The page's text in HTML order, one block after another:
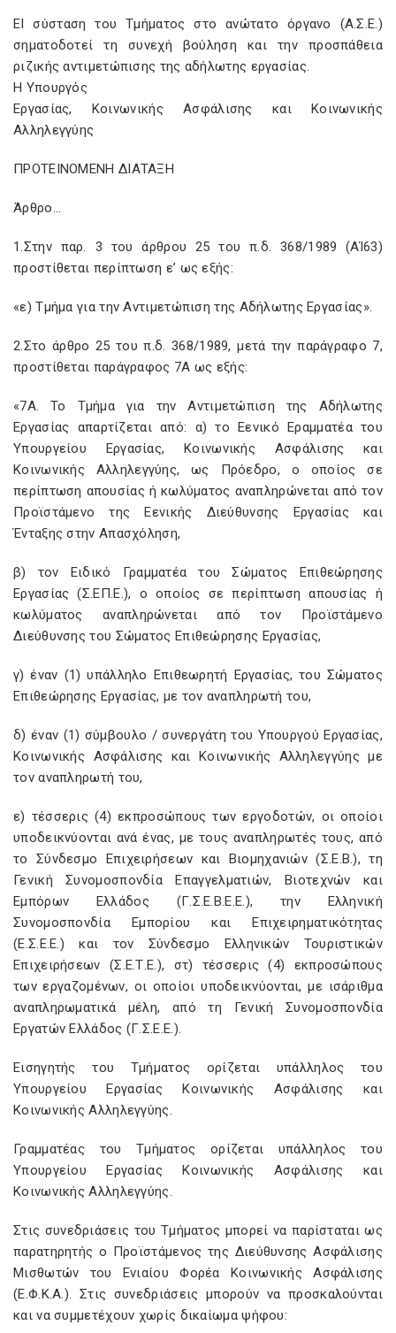
ΕΙ σύσταση του Τμήματος στο ανώτατο όργανο (Α.Σ.Ε.)
σηματοδοτεί τη συνεχή βούληση και την προσπάθεια
ριζικής αντιμετώπισης της αδήλωτης εργασίας.
Η Υπουργός
Εργασίας, Κοινωνικής Ασφάλισης και Κοινωνικής
Αλληλεγγύης
ΠΡΟΤΕΙΝΟΜΕΝΗ ΔΙΑΤΑΞΗ
Άρθρο…
1.Στην παρ. 3 του άρθρου 25 του π.δ. 368/1989 (ΑΊ63)
προστίθεται περίπτωση ε’ ως εξής:
«ε) Τμήμα για την Αντιμετώπιση της Αδήλωτης Εργασίας».
2.Στο άρθρο 25 του π.δ. 368/1989, μετά την παράγραφο 7,
προστίθεται παράγραφος 7Α ως εξής:
«7Α. Το Τμήμα για την Αντιμετώπιση της Αδήλωτης
Εργασίας απαρτίζεται από: α) το Εενικό Εραμματέα του
Υπουργείου Εργασίας, Κοινωνικής Ασφάλισης και
Κοινωνικής Αλληλεγγύης, ως Πρόεδρο, ο οποίος σε
περίπτωση απουσίας ή κωλύματος αναπληρώνεται από τον
Προϊστάμενο της Εενικής Διεύθυνσης Εργασίας και
Ένταξης στην Απασχόληση,
β) τον Ειδικό Γραμματέα του Σώματος Επιθεώρησης
Εργασίας (Σ.ΕΠ.Ε.), ο οποίος σε περίπτωση απουσίας ή
κωλύματος αναπληρώνεται από τον Προϊστάμενο
Διεύθυνσης του Σώματος Επιθεώρησης Εργασίας,
γ) έναν (1) υπάλληλο Επιθεωρητή Εργασίας, του Σώματος
Επιθεώρησης Εργασίας, με τον αναπληρωτή του,
δ) έναν (1) σύμβουλο / συνεργάτη του Υπουργού Εργασίας,
Κοινωνικής Ασφάλισης και Κοινωνικής Αλληλεγγύης με
τον αναπληρωτή του,
ε) τέσσερις (4) εκπροσώπους των εργοδοτών, οι οποίοι
υποδεικνύονται ανά ένας, με τους αναπληρωτές τους, από
το Σύνδεσμο Επιχειρήσεων και Βιομηχανιών (Σ.Ε.Β.), τη
Γενική Συνομοσπονδία Επαγγελματιών, Βιοτεχνών και
Εμπόρων Ελλάδος (Γ.Σ.Ε.Β.Ε.Ε.), την Ελληνική
Συνομοσπονδία Εμπορίου και Επιχειρηματικότητας
(Ε.Σ.Ε.Ε.) και τον Σύνδεσμο Ελληνικών Τουριστικών
Επιχειρήσεων (Σ.Ε.Τ.Ε.), στ) τέσσερις (4) εκπροσώπους
των εργαζομένων, οι οποίοι υποδεικνύονται, με ισάριθμα
αναπληρωματικά μέλη, από τη Γενική Συνομοσπονδία
Εργατών Ελλάδος (Γ.Σ.Ε.Ε.).
Εισηγητής του Τμήματος ορίζεται υπάλληλος του
Υπουργείου Εργασίας Κοινωνικής Ασφάλισης και
Κοινωνικής Αλληλεγγύης.
Γραμματέας του Τμήματος ορίζεται υπάλληλος του
Υπουργείου Εργασίας Κοινωνικής Ασφάλισης και
Κοινωνικής Αλληλεγγύης.
Στις συνεδριάσεις του Τμήματος μπορεί να παρίσταται ως
παρατηρητής ο Προϊστάμενος της Διεύθυνσης Ασφάλισης
Μισθωτών του Ενιαίου Φορέα Κοινωνικής Ασφάλισης
(Ε.Φ.Κ.Α.). Στις συνεδριάσεις μπορούν να προσκαλούνται
και να συμμετέχουν χωρίς δικαίωμα ψήφου: